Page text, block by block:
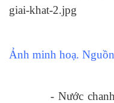
Ảnh minh hoạ.
- Nước chanh: